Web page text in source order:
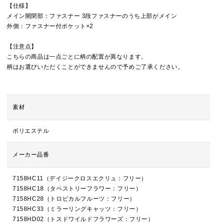
【仕様】
メイン開閉部：ファスナー 3段ファスナーのうち上部がメイン
外側：ファスナー付ポケット×2
【注意点】
こちらの商品は一点ごとに柄の配置が異なります。
柄はお選びいただくことができませんので予めご了承ください。
素材
ポリエステル
メーカー品番
7158HC11（デイジークロスエクリュ：フリー）
7158HC18（タペストリーフラワー：フリー）
7158HC28（トロピカルフルーツ：フリー）
7158HC33（ミラーリングキャッツ：フリー）
7158HD02（トスドワイルドフラワーズ：フリー）